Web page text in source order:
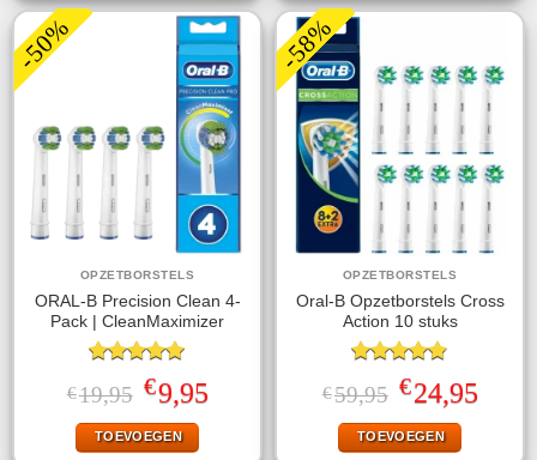
-50%
OPZETBORSTELS
ORAL-B Precision Clean 4-
Pack | CleanMaximizer
Gewaardeerd
5.00uit 5
€19,95 Oorspronkelijke
prijs
was:
€19,95.
€9,95Huidige
prijs
TOEVOEGEN
-58%
OPZETBORSTELS
Oral-B Opzetborstels Cross
Action 10 stuks
Gewaardeerd
4.80uit 5
€59,95 Oorspronkelijke
prijs
was:
€59,95.
€24,95Huidige
prijs
TOEVOEGEN